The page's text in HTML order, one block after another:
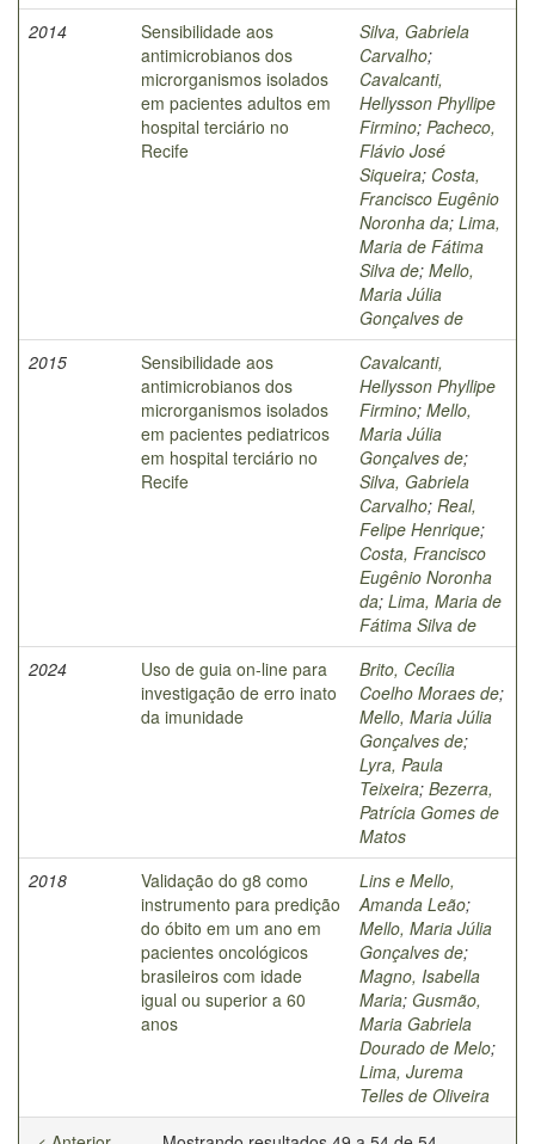
2014
Sensibilidade aos
antimicrobianos dos
microrganismos isolados
em pacientes adultos em
hospital terciário no
Recife
Silva, Gabriela
Carvalho;
Cavalcanti,
Hellysson Phyllipe
Firmino; Pacheco,
Flávio José
Siqueira; Costa,
Francisco Eugênio
Noronha da; Lima,
Maria de Fátima
Silva de; Mello,
Maria Júlia
Gonçalves de
2015
Sensibilidade aos
antimicrobianos dos
microrganismos isolados
em pacientes pediatricos
em hospital terciário no
Recife
Cavalcanti,
Hellysson Phyllipe
Firmino; Mello,
Maria Júlia
Gonçalves de;
Silva, Gabriela
Carvalho; Real,
Felipe Henrique;
Costa, Francisco
Eugênio Noronha
da; Lima, Maria de
Fátima Silva de
2024
Uso de guia on-line para
investigação de erro inato
da imunidade
Brito, Cecília
Coelho Moraes de;
Mello, Maria Júlia
Gonçalves de;
Lyra, Paula
Teixeira; Bezerra,
Patrícia Gomes de
Matos
2018
Validação do g8 como
instrumento para predição
do óbito em um ano em
pacientes oncológicos
brasileiros com idade
igual ou superior a 60
anos
Lins e Mello,
Amanda Leão;
Mello, Maria Júlia
Gonçalves de;
Magno, Isabella
Maria; Gusmão,
Maria Gabriela
Dourado de Melo;
Lima, Jurema
Telles de Oliveira